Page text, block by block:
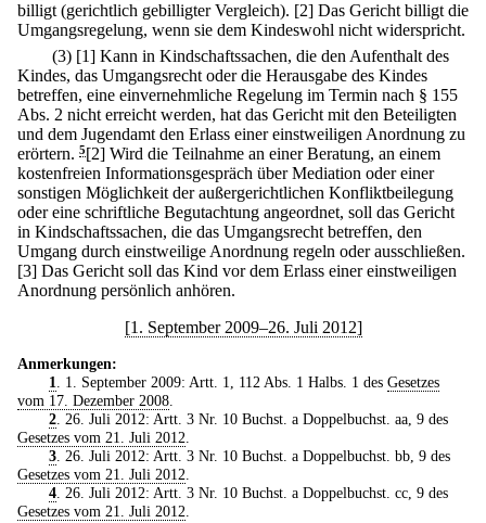
billigt (gerichtlich gebilligter Vergleich). [2] Das Gericht billigt die
Umgangsregelung, wenn sie dem Kindeswohl nicht widerspricht.
(3) [1] Kann in Kindschaftssachen, die den Aufenthalt des
Kindes, das Umgangsrecht oder die Herausgabe des Kindes
betreffen, eine einvernehmliche Regelung im Termin nach § 155
Abs. 2 nicht erreicht werden, hat das Gericht mit den Beteiligten
und dem Jugendamt den Erlass einer einstweiligen Anordnung zu
erörtern. 5[2] Wird die Teilnahme an einer Beratung, an einem
kostenfreien Informationsgespräch über Mediation oder einer
sonstigen Möglichkeit der außergerichtlichen Konfliktbeilegung
oder eine schriftliche Begutachtung angeordnet, soll das Gericht
in Kindschaftssachen, die das Umgangsrecht betreffen, den
Umgang durch einstweilige Anordnung regeln oder ausschließen.
[3] Das Gericht soll das Kind vor dem Erlass einer einstweiligen
Anordnung persönlich anhören.
[1. September 2009–26. Juli 2012]
Anmerkungen:
1
. 1. September 2009: Artt. 1, 112 Abs. 1 Halbs. 1 des Gesetzes
vom 17. Dezember 2008
2. 26. Juli 2012: Artt. 3 Nr. 10 Buchst. a Doppelbuchst. aa, 9 des
Gesetzes vom 21. Juli 2012
3. 26. Juli 2012: Artt. 3 Nr. 10 Buchst. a Doppelbuchst. bb, 9 des
Gesetzes vom 21. Juli 2012
4. 26. Juli 2012: Artt. 3 Nr. 10 Buchst. a Doppelbuchst. cc, 9 des
Gesetzes vom 21. Juli 2012